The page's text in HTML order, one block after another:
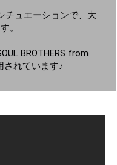
チュエーションで、大
。
BROTHERS from
されています♪